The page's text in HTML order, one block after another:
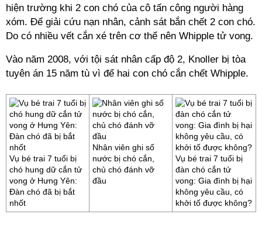
hiện trường khi 2 con chó của cô tấn công người hàng
xóm. Để giải cứu nạn nhân, cảnh sát bắn chết 2 con chó.
Do có nhiều vết cắn xé trên cơ thể nên Whipple tử vong.
Vào năm 2008, với tội sát nhân cấp độ 2, Knoller bị tòa
tuyên án 15 năm tù vì để hai con chó cắn chết Whipple.
Vụ bé trai 7 tuổi bị
chó hung dữ cắn tử
vong ở Hưng Yên:
Đàn chó đã bị bắt
nhốt
Nhân viên ghi số
nước bị chó cắn,
chủ chó đánh vỡ
đầu
Vụ bé trai 7 tuổi bị
đàn chó cắn tử
vong: Gia đình bị hại
không yêu cầu, có
khởi tố được không?